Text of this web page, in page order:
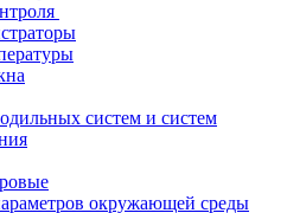
систем и систем